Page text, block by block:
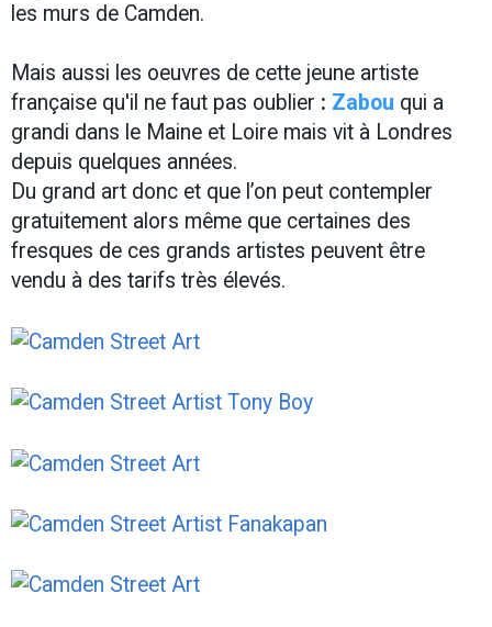
les murs de Camden.
Mais aussi les oeuvres de cette jeune artiste
française qu'il ne faut pas oublier : Zabou qui a
grandi dans le Maine et Loire mais vit à Londres
depuis quelques années.
Du grand art donc et que l’on peut contempler
gratuitement alors même que certaines des
fresques de ces grands artistes peuvent être
vendu à des tarifs très élevés.